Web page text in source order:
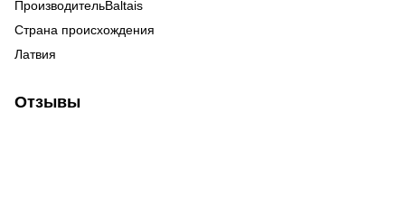
ПроизводительBaltais
Страна происхождения
Латвия
Отзывы